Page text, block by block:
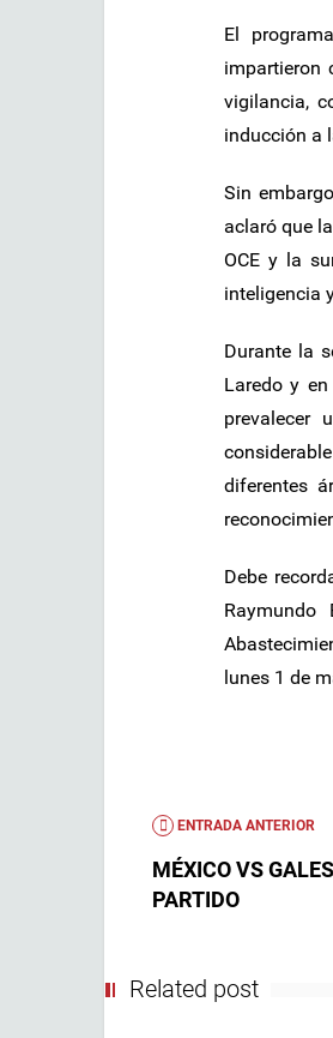
El
impartieron
vigilancia,
inducción a
Sin
aclaró que
OCE y la
inteligencia
Durante la
Laredo y
prevalecer
diferentes
Debe
lunes 1 de
ENTRADA ANTERIOR
MÉXICO VS
PARTIDO
Related post